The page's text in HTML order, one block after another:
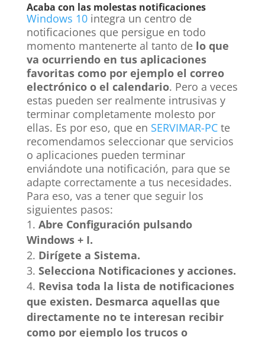
Acaba con las molestas notificaciones
Windows 10integra un centro de
notificaciones que persigue en todo
momento mantenerte al tanto de lo que
va ocurriendo en tus aplicaciones
favoritas como por ejemplo el correo
electrónico o el calendario. Pero a veces
estas pueden ser realmente intrusivas y
terminar completamente molesto por
ellas. Es por eso, que en SERVIMAR-PCte
recomendamos seleccionar que servicios
o aplicaciones pueden terminar
enviándote una notificación, para que se
adapte correctamente a tus necesidades.
Para eso, vas a tener que seguir los
siguientes pasos:
Abre Configuración pulsando
Windows + I.
Dirígete a Sistema.
Selecciona Notificaciones y acciones.
Revisa toda la lista de notificaciones
que existen. Desmarca aquellas que
directamente no te interesan recibir
como por ejemplo los trucos o